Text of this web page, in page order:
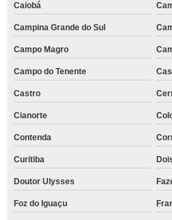
Caiobá
Campina Grande do Sul
Campo Magro
Campo do Tenente
Castro
Cianorte
Contenda
Curitiba
Doutor Ulysses
Foz do Iguaçu